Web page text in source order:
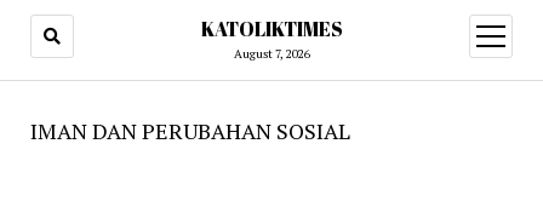
KATOLIKTIMES
August 7, 2026
open
menu
IMAN DAN PERUBAHAN SOSIAL